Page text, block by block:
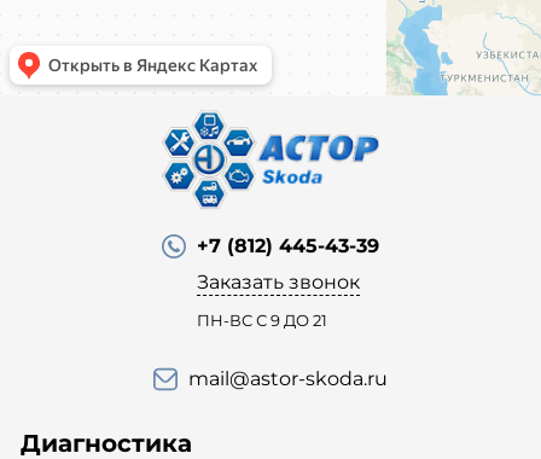
+7 (812) 445-43-39
Заказать звонок
ПН-ВС С 9 ДО 21
mail@astor-skoda.ru
Диагностика